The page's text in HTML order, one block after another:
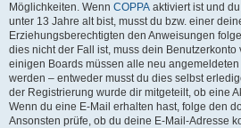
Möglichkeiten. Wenn COPPA aktiviert ist und
unter 13 Jahre alt bist, musst du bzw. einer
Erziehungsberechtigten den Anweisungen
dies nicht der Fall ist, muss dein
einigen Boards müssen alle neu
werden – entweder musst du dies selbst
der Registrierung wurde dir mitgeteilt, ob eine
Wenn du eine E-Mail erhalten hast, folge den
Ansonsten prüfe, ob du deine E-Mail-Adresse